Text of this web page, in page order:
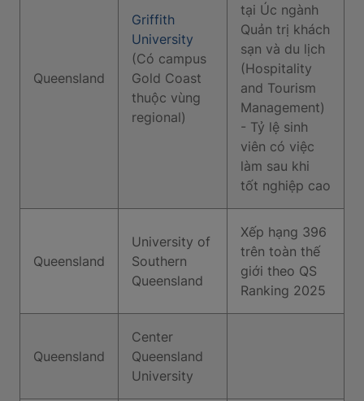
Queensland
Griffith
University
(Có campus
Gold Coast
thuộc vùng
regional)
tại Úc ngành
Quản trị khách
sạn và du lịch
(Hospitality
and Tourism
Management)
- Tỷ lệ sinh
viên có việc
làm sau khi
tốt nghiệp cao
Queensland
University of
Southern
Queensland
Xếp hạng 396
trên toàn thế
giới theo QS
Ranking 2025
Queensland
Center
Queensland
University